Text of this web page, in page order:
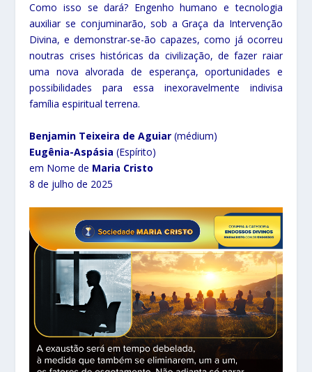
Como isso se dará? Engenho humano e tecnologia
auxiliar se conjuminarão, sob a Graça da Intervenção
Divina, e demonstrar-se-ão capazes, como já ocorreu
noutras crises históricas da civilização, de fazer raiar
uma nova alvorada de esperança, oportunidades e
possibilidades para essa inexoravelmente indivisa
família espiritual terrena.
Benjamin Teixeira de Aguiar (médium)
Eugênia-Aspásia (Espírito)
em Nome de Maria Cristo
8 de julho de 2025